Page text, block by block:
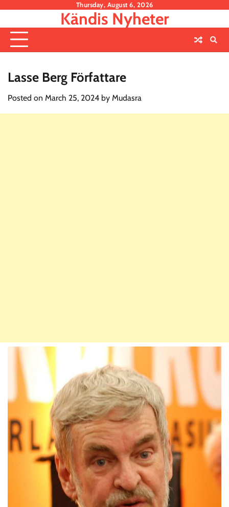
content
Thursday, August 6, 2026
Kändis Nyheter
Lasse Berg Författare
Posted on March 25, 2024 by Mudasra